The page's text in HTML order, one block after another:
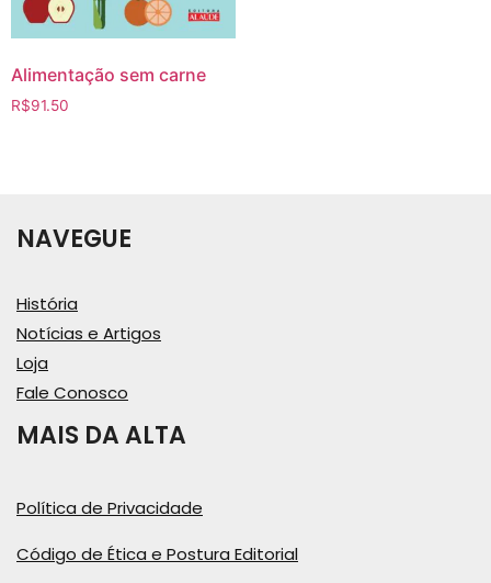
Alimentação sem carne
R$91.50
NAVEGUE
História
Notícias e Artigos
Loja
Fale Conosco
MAIS DA ALTA
Política de Privacidade
Código de Ética e Postura Editorial